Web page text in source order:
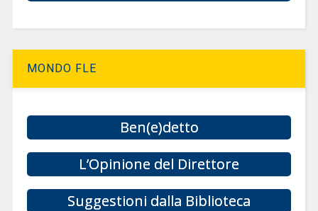
MONDO FLE
Ben(e)detto
L’Opinione del Direttore
Suggestioni dalla Biblioteca